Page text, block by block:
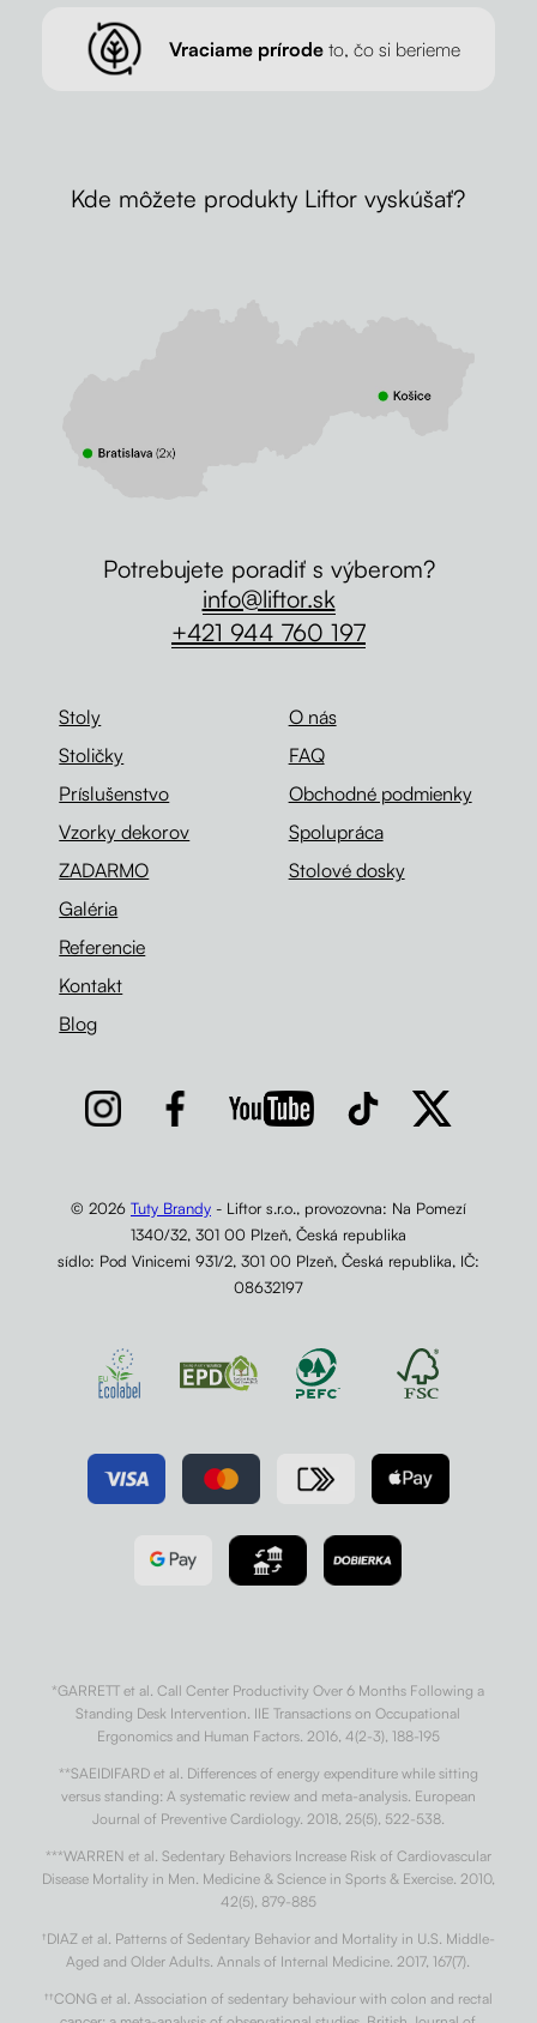
Vraciame prírodeto, čo si berieme
Kde môžete produkty Liftor vyskúšať?
Stoly
Stoličky
Príslušenstvo
Vzorky dekorov
ZADARMO
Galéria
Referencie
Kontakt
Blog
O nás
FAQ
Obchodné podmienky
Spolupráca
Stolové dosky
Potrebujete poradiť s výberom?
info@liftor.sk
+421 944 760 197
© 2026 Tuty Brandy- Liftor s.r.o., provozovna: Na Pomezí
1340/32, 301 00 Plzeň, Česká republika
sídlo: Pod Vinicemi 931/2, 301 00 Plzeň, Česká republika, IČ:
08632197
*GARRETT et al. Call Center Productivity Over 6 Months Following a
Standing Desk Intervention. IIE Transactions on Occupational
Ergonomics and Human Factors. 2016, 4(2-3), 188-195
**SAEIDIFARD et al. Differences of energy expenditure while sitting
versus standing: A systematic review and meta-analysis. European
Journal of Preventive Cardiology. 2018, 25(5), 522-538.
***WARREN et al. Sedentary Behaviors Increase Risk of Cardiovascular
Disease Mortality in Men. Medicine & Science in Sports & Exercise. 2010,
42(5), 879-885
†DIAZ et al. Patterns of Sedentary Behavior and Mortality in U.S. Middle-
Aged and Older Adults. Annals of Internal Medicine. 2017, 167(7).
††CONG et al. Association of sedentary behaviour with colon and rectal